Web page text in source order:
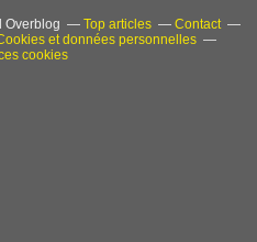
Overblog Top articles
Contact
et données personnelles
cookies